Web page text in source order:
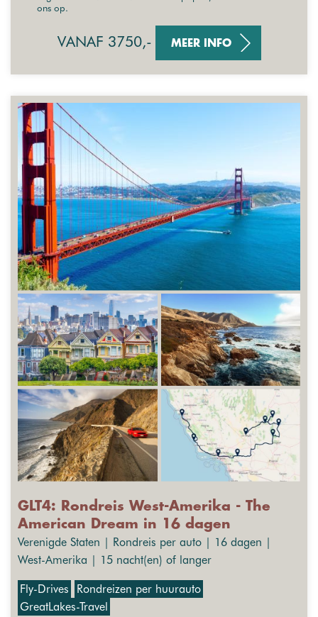
ons op.
VANAF 3750,- MEER INFO
GLT4: Rondreis West-Amerika - The
American Dream in 16 dagen
Verenigde Staten | Rondreis per auto | 16 dagen |
West-Amerika | 15 nacht(en) of langer
Fly-Drives
Rondreizen per huurauto
GreatLakes-Travel